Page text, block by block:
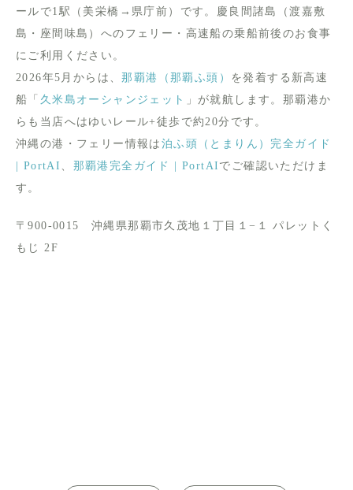
ールで1駅（美栄橋→県庁前）です。慶良間諸島（渡嘉敷
島・座間味島）へのフェリー・高速船の乗船前後のお食事
にご利用ください。
2026年5月からは、那覇港（那覇ふ頭） を発着する新高速
船「 久米島オーシャンジェット
」が就航します。那覇港か
らも当店へはゆいレール+徒歩で約20分です。
沖縄の港・フェリー情報は 泊ふ頭（とまりん）完全ガイド
| PortAI
那覇港完全ガイド | PortAI でご確認いただけま
す。
〒900-0015 沖縄県那覇市久茂地１丁目１−１ パレットく
もじ 2F